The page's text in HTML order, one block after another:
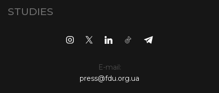
STUDIES
E-mail:
press@fdu.org.ua